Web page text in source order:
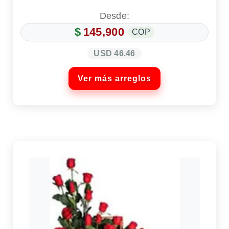
Desde:
$ 145,900 COP
USD 46.46
Ver más arreglos